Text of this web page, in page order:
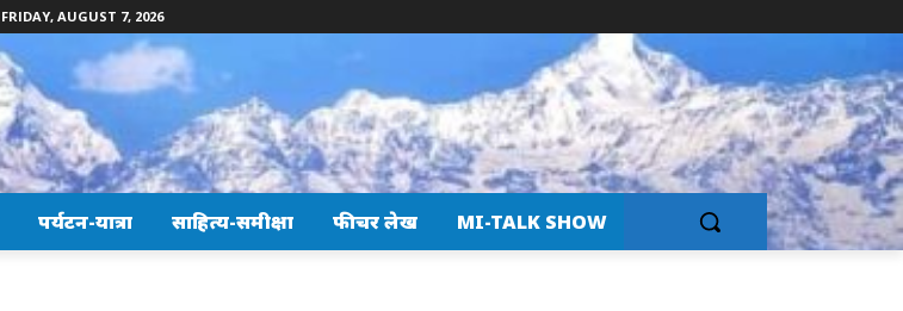
FRIDAY, AUGUST 7, 2026
पर्यटन-यात्रा साहित्य-समीक्षा फीचर लेख MI-TALK SHOW